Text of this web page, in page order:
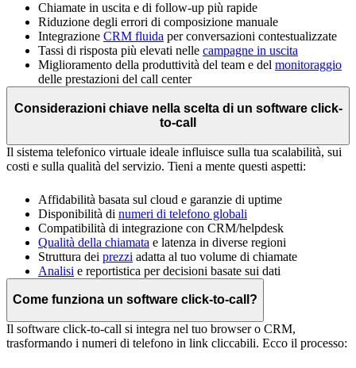
Chiamate in uscita e di follow-up più rapide
Riduzione degli errori di composizione manuale
Integrazione CRM fluida per conversazioni contestualizzate
Tassi di risposta più elevati nelle campagne in uscita
Miglioramento della produttività del team e del monitoraggio
delle prestazioni del call center
Considerazioni chiave nella scelta di un software click-
to-call
Il sistema telefonico virtuale ideale influisce sulla tua scalabilità, sui
costi e sulla qualità del servizio. Tieni a mente questi aspetti:
Affidabilità basata sul cloud e garanzie di uptime
Disponibilità di numeri di telefono globali
Compatibilità di integrazione con CRM/helpdesk
Qualità della chiamata e latenza in diverse regioni
Struttura dei prezzi adatta al tuo volume di chiamate
Analisi e reportistica per decisioni basate sui dati
Come funziona un software click-to-call?
Il software click-to-call si integra nel tuo browser o CRM,
trasformando i numeri di telefono in link cliccabili. Ecco il processo: